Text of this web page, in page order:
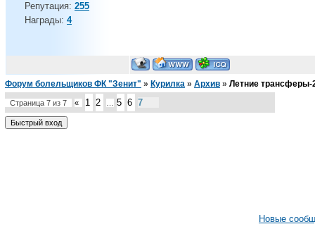
Репутация: 255
Награды: 4
Форум болельщиков ФК "Зенит" » Курилка » Архив » Летние трансферы-
Страница 7 из 7 « 1 2 5 6 7
Новые